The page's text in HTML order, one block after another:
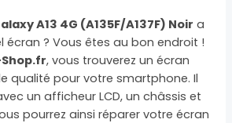
A13 4G (A135F/A137F) Noir a
écran ? Vous êtes au bon endroit !
, vous trouverez un écran
qualité pour votre smartphone. Il
un afficheur LCD, un châssis et
pourrez ainsi réparer votre écran